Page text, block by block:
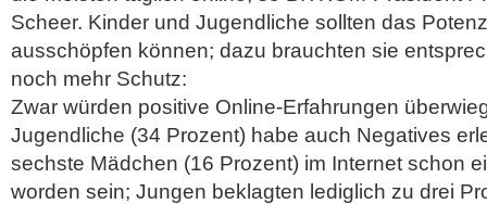
Scheer. Kinder und Jugendliche sollten das
ausschöpfen können; dazu brauchten sie
noch mehr Schutz:
Zwar würden positive Online-Erfahrungen
Jugendliche (34 Prozent) habe auch Negatives
sechste Mädchen (16 Prozent) im Internet schon
worden sein; Jungen beklagten lediglich zu drei